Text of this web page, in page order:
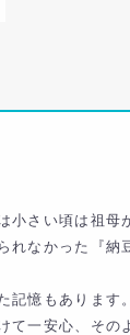
小さい頃は祖母
なかった『納
記憶もあります
一安心、その